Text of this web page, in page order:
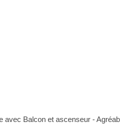
avec Balcon et ascenseur -